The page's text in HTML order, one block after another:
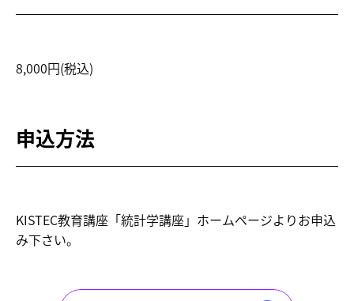
8,000円(税込)
申込方法
KISTEC教育講座「統計学講座」ホームページよりお申込
み下さい。